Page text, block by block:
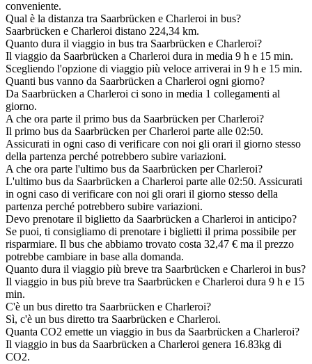
conveniente.
Qual è la distanza tra Saarbrücken e Charleroi in bus?
Saarbrücken e Charleroi distano 224,34 km.
Quanto dura il viaggio in bus tra Saarbrücken e Charleroi?
Il viaggio da Saarbrücken a Charleroi dura in media 9 h e 15 min.
Scegliendo l'opzione di viaggio più veloce arriverai in 9 h e 15 min.
Quanti bus vanno da Saarbrücken a Charleroi ogni giorno?
Da Saarbrücken a Charleroi ci sono in media 1 collegamenti al
giorno.
A che ora parte il primo bus da Saarbrücken per Charleroi?
Il primo bus da Saarbrücken per Charleroi parte alle 02:50.
Assicurati in ogni caso di verificare con noi gli orari il giorno stesso
della partenza perché potrebbero subire variazioni.
A che ora parte l'ultimo bus da Saarbrücken per Charleroi?
L'ultimo bus da Saarbrücken a Charleroi parte alle 02:50. Assicurati
in ogni caso di verificare con noi gli orari il giorno stesso della
partenza perché potrebbero subire variazioni.
Devo prenotare il biglietto da Saarbrücken a Charleroi in anticipo?
Se puoi, ti consigliamo di prenotare i biglietti il prima possibile per
risparmiare. Il bus che abbiamo trovato costa 32,47 € ma il prezzo
potrebbe cambiare in base alla domanda.
Quanto dura il viaggio più breve tra Saarbrücken e Charleroi in bus?
Il viaggio in bus più breve tra Saarbrücken e Charleroi dura 9 h e 15
min.
C'è un bus diretto tra Saarbrücken e Charleroi?
Sì, c'è un bus diretto tra Saarbrücken e Charleroi.
Quanta CO2 emette un viaggio in bus da Saarbrücken a Charleroi?
Il viaggio in bus da Saarbrücken a Charleroi genera 16.83kg di
CO2.